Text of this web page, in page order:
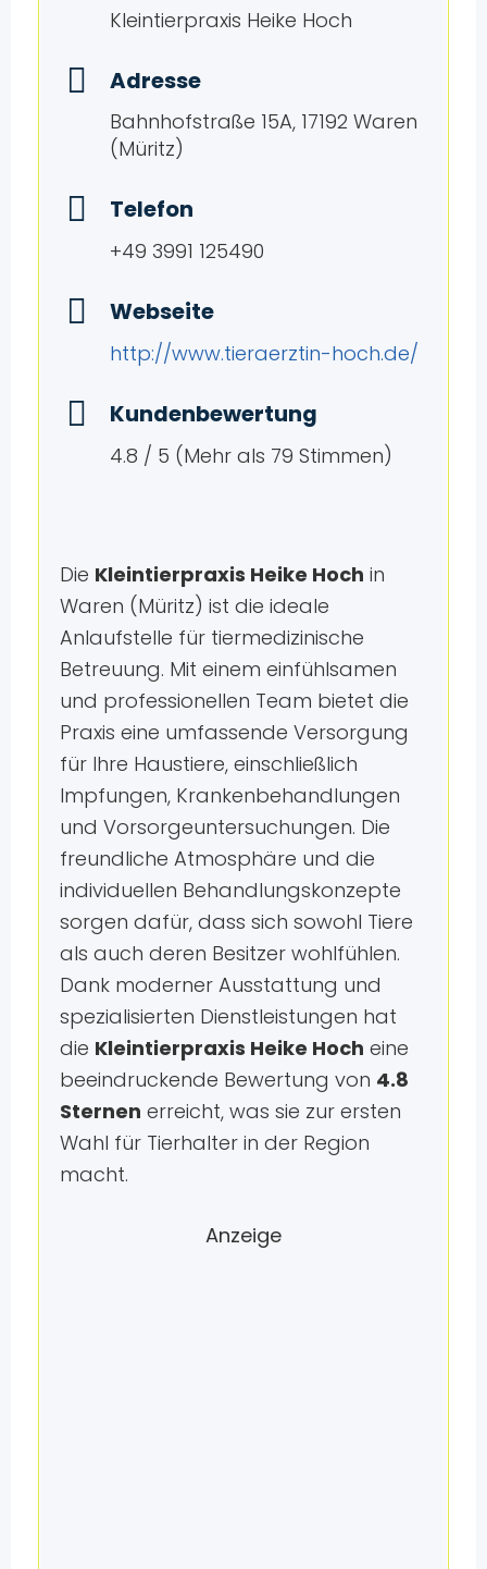
Kleintierpraxis Heike Hoch
Adresse
Bahnhofstraße 15A, 17192 Waren
(Müritz)
Telefon
+49 3991 125490
Webseite
http://www.tieraerztin-hoch.de/
Kundenbewertung
4.8 / 5 (Mehr als 79 Stimmen)
Die Kleintierpraxis Heike Hoch in
Waren (Müritz) ist die ideale
Anlaufstelle für tiermedizinische
Betreuung. Mit einem einfühlsamen
und professionellen Team bietet die
Praxis eine umfassende Versorgung
für Ihre Haustiere, einschließlich
Impfungen, Krankenbehandlungen
und Vorsorgeuntersuchungen. Die
freundliche Atmosphäre und die
individuellen Behandlungskonzepte
sorgen dafür, dass sich sowohl Tiere
als auch deren Besitzer wohlfühlen.
Dank moderner Ausstattung und
spezialisierten Dienstleistungen hat
die Kleintierpraxis Heike Hoch eine
beeindruckende Bewertung von 4.8
Sternen erreicht, was sie zur ersten
Wahl für Tierhalter in der Region
macht.
Anzeige